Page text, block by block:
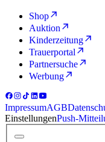
Shop
Auktion
Kinderzeitung
Trauerportal
Partnersuche
Werbung
ImpressumAGB
EinstellungenPush-